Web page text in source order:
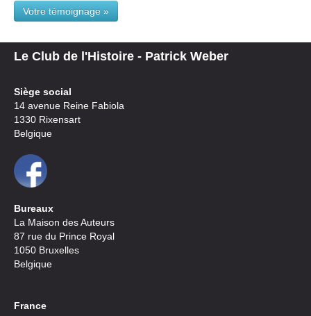
Votre témoignage »
Le Club de l'Histoire - Patrick Weber
Siège social
14 avenue Reine Fabiola
1330 Rixensart
Belgique
Bureaux
La Maison des Auteurs
87 rue du Prince Royal
1050 Bruxelles
Belgique
France